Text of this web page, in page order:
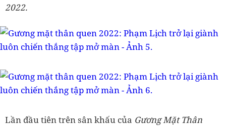
2022.
Lần đầu tiên trên sân khấu của Gương Mặt Thân